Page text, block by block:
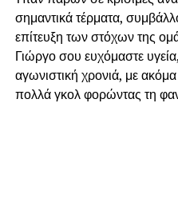
σημαντικά τέρματα,
επίτευξη των στόχων της
Γιώργο σου ευχόμαστε
αγωνιστική χρονιά, με ακόμα
πολλά γκολ φορώντας τη